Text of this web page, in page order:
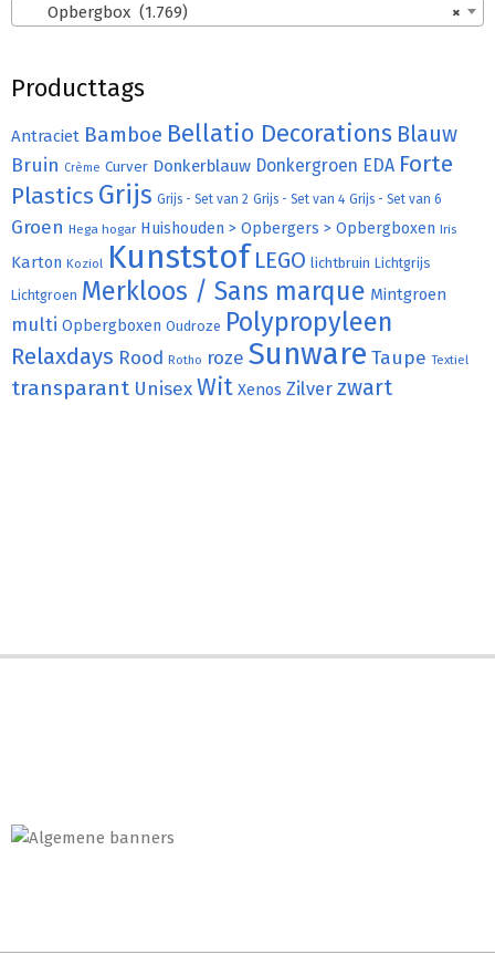
×
Opbergbox (1.769)
Producttags
Antraciet Bamboe Bellatio Decorations Blauw
Bruin Crème Curver Donkerblauw Donkergroen EDA Forte
Plastics Grijs Grijs - Set van 2 Grijs - Set van 4 Grijs - Set van 6
Groen Hega hogar Huishouden > Opbergers > Opbergboxen Iris
Karton Koziol Kunststof LEGO lichtbruin Lichtgrijs
Lichtgroen Merkloos / Sans marque Mintgroen
multi Opbergboxen Oudroze Polypropyleen
Relaxdays Rood Rotho roze Sunware Taupe Textiel
transparant UnisexWit Xenos Zilver zwart